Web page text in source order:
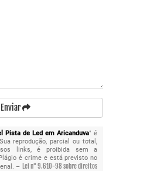
Enviar
Pista de Led em Aricanduva" é
reprodução, parcial ou total,
links, é proibida sem a
é crime e está previsto no
– Lei n° 9.610-98 sobre direitos